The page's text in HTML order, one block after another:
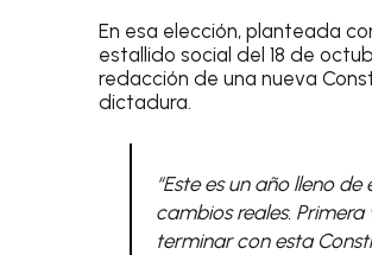
En esa elección, planteada
estallido social del 18 de
redacción de una nueva
dictadura.
“Este es un año lleno
cambios reales.
terminar con esta